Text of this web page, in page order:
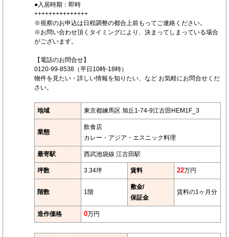
●入居時期：即時
+++++++++++++++
※視察のお申込は日程調整の都合上前もってご連絡ください。
※お問い合わせ頂くタイミングにより、決まってしまっている場合
がございます。
【電話のお問合せ】
0120-99-8538（平日10時-18時）
物件を見たい・詳しい情報を知りたい、など お気軽にお問合せくだ
さい。
地域 東京都練馬区 旭丘1-74-9江古田HEM1F_3
業態
飲食店
カレー・アジア・エスニック料理
最寄駅 西武池袋線 江古田駅
坪数 3.34坪 賃料 22万円
階数 1階
敷金/
保証金
賃料の1ヶ月分
造作価格 0万円